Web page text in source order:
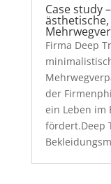
Case study
Firma Deep
der
ein Leben im
fördert.Deep